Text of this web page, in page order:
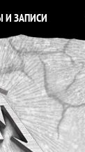
И ЗАПИСИ